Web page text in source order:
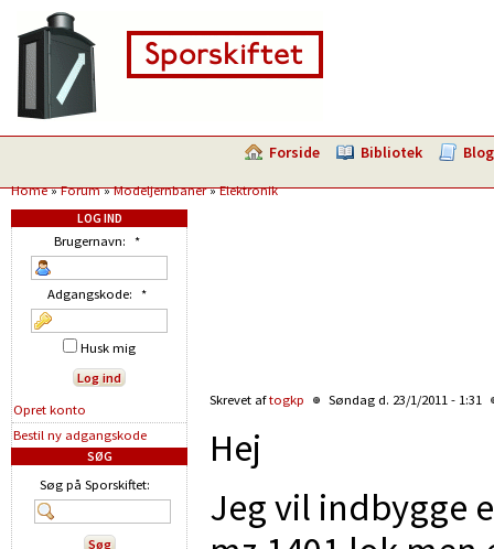
Forside Bibliotek Blog
Home»Forum»Modeljernbaner»Elektronik
Skrevet aftogkp Søndag d. 23/1/2011 - 1:31
Hej
Jeg vil indbygge
LOG IND
Brugernavn: *
Adgangskode: *
Husk mig
Opret konto
Bestil ny adgangskode
SØG
Søg på Sporskiftet: